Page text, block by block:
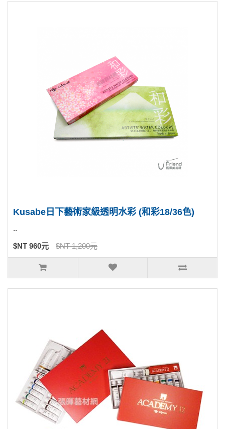
Kusabe日下藝術家級透明水彩 (和彩18/36色)
..
$NT 960元 $NT 1,200元